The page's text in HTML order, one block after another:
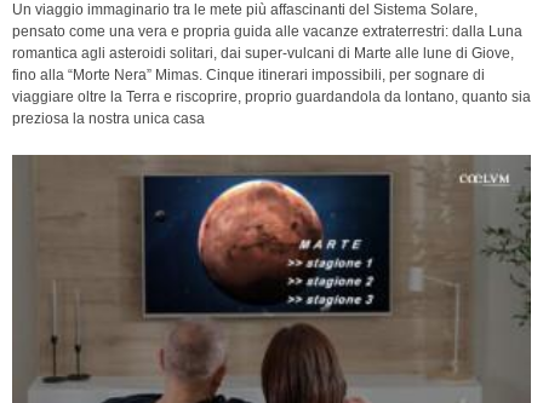
Un viaggio immaginario tra le mete più affascinanti del Sistema Solare,
pensato come una vera e propria guida alle vacanze extraterrestri: dalla Luna
romantica agli asteroidi solitari, dai super-vulcani di Marte alle lune di Giove,
fino alla “Morte Nera” Mimas. Cinque itinerari impossibili, per sognare di
viaggiare oltre la Terra e riscoprire, proprio guardandola da lontano, quanto sia
preziosa la nostra unica casa